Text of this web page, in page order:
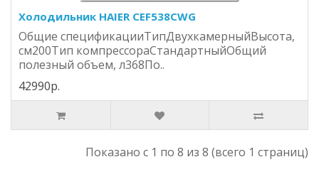
Холодильник HAIER CEF538CWG
Общие спецификацииТипДвухкамерныйВысота,
см200Тип компрессораСтандартныйОбщий
полезный объем, л368По..
42990р.
Показано с 1 по 8 из 8 (всего 1 страниц)